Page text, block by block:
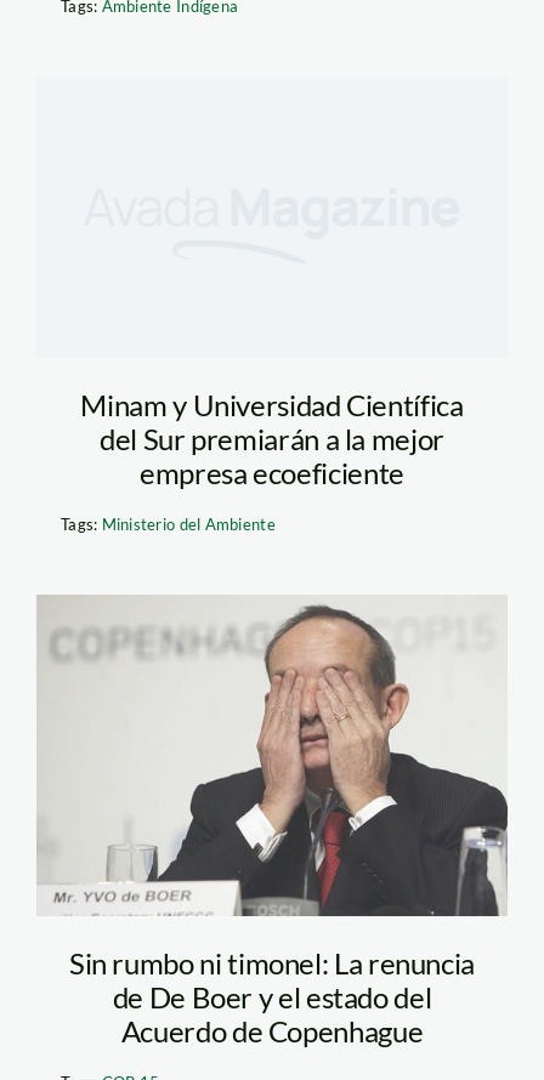
Tags: Ambiente Indígena
Minam y Universidad Científica
del Sur premiarán a la mejor
empresa ecoeficiente
Tags: Ministerio del Ambiente
Sin rumbo ni timonel: La renuncia
de De Boer y el estado del
Acuerdo de Copenhague